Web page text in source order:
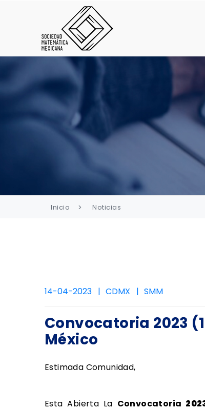
Inicio Noticias
14-04-2023 CDMX SMM
Convocatoria 2023
México
Estimada Comunidad,
Esta Abierta La Convocatoria